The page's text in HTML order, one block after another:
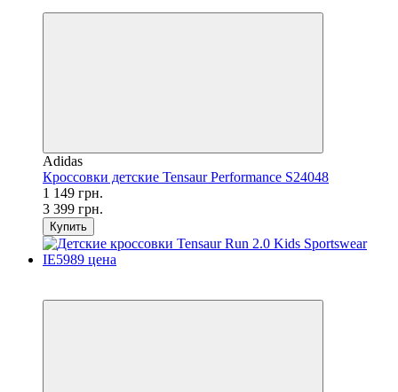
Adidas
Кроссовки детские Tensaur Performance S24048
1 149 грн.
3 399 грн.
Купить